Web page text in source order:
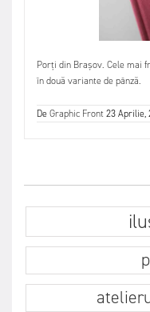
Porți din Brașov. Cele mai
în două variante de pânză.
DeGraphic Front23 Aprilie,